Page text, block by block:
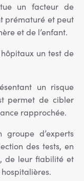
un facteur de
prématuré et peut
et de l’enfant.
un test de
un risque
permet de cibler
rapprochée.
d’experts
des tests, en
de leur fiabilité et